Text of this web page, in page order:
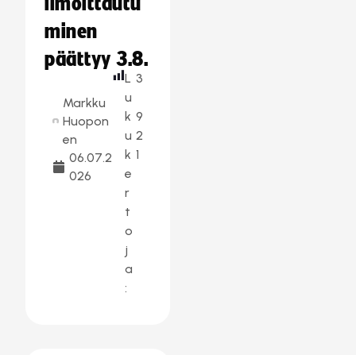
minen
päättyy 3.8.
Markku
Huopon
en
06.07.2
026
L
u
k
u
k
e
r
t
o
j
a
:
3
9
2
1